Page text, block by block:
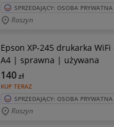
SPRZEDAJĄCY: OSOBA PRYWATNA
Raszyn
Epson XP-245 drukarka
A4 | sprawna | używana
KUP TERAZ
140zł
SPRZEDAJĄCY: OSOBA PRYWATNA
Raszyn